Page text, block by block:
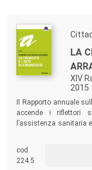
LA
XIV
2015
Il Rapporto annuale
accende i riflettori
l’assistenza sanitaria
rare e l’impatto di
e proposte delle
superare le difficoltà
cod.
224.5